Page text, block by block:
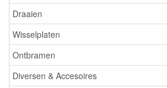
Draaien
Wisselplaten
Ontbramen
Diversen & Accesoires